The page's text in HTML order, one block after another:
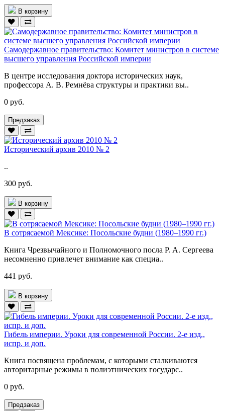
В корзину
Самодержавное правительство: Комитет министров в системе
высшего управления Российской империи
В центре исследования доктора исторических наук,
профессора А. В. Ремнёва структуры и практики вы..
0 руб.
Предзаказ
Исторический архив 2010 № 2
..
300 руб.
В корзину
В сотрясаемой Мексике: Посольские будни (1980–1990 гг.)
Книга Чрезвычайного и Полномочного посла Р. А. Сергеева
несомненно привлечет внимание как специа..
441 руб.
В корзину
Гибель империи. Уроки для современной России. 2-е изд.,
испр. и доп.
Книга посвящена проблемам, с которыми сталкиваются
авторитарные режимы в полиэтнических государс..
0 руб.
Предзаказ